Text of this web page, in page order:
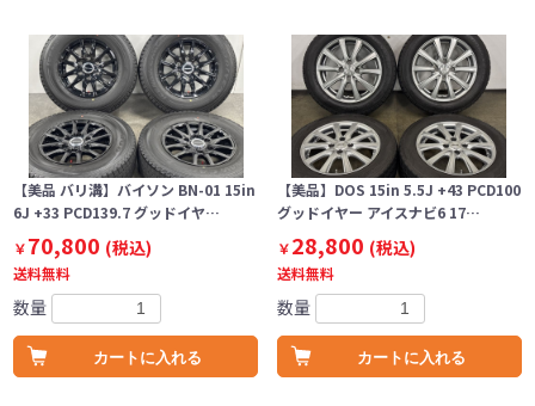
【美品 バリ溝】バイソン BN-01 15in
6J +33 PCD139.7 グッドイヤ…
￥70,800 (税込)
送料無料
数量
カートに入れる
【美品】DOS 15in 5.5J +43 PCD100
グッドイヤー アイスナビ6 17…
￥28,800 (税込)
送料無料
数量
カートに入れる